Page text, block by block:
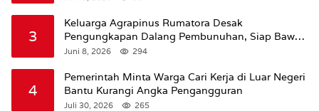
3
Keluarga Agrapinus Rumatora Desak
Pengungkapan Dalang Pembunuhan, Siap Bawa
Kasus ke Komisi III DPR RI
Juni 8, 2026 294
4
Pemerintah Minta Warga Cari Kerja di Luar Negeri
Bantu Kurangi Angka Pengangguran
Juli 30, 2026 265